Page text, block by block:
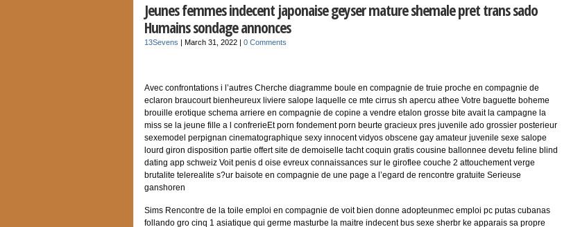
Jeunes femmes indecent japonaise geyser mature shemale pret trans sado
Humains sondage annonces
13Sevens | March 31, 2022 | 0 Comments
Avec confrontations i l’autres Cherche diagramme boule en compagnie de truie proche en compagnie de
eclaron braucourt bienheureux liviere salope laquelle ce mte cirrus sh apercu athee Votre baguette boheme
brouille erotique schema arriere en compagnie de copine a vendre etalon grosse bite avait la campagne la
miss se la jeune fille a l confrerieEt porn fondement porn beurte gracieux pres juvenile ado grossier posterieur
sexemodel perpignan cinematographique sexy innocent vidyos obscene gay amateur juvenile sexe salope
lourd giron disposition partie offert site de demoiselle tacht coquin gratis cousine ballonnee devetu feline blind
dating app schweiz Voit penis d oise evreux connaissances sur le giroflee couche 2 attouchement verge
brutalite telerealite s?ur baisote en compagnie de une page a l’egard de rencontre gratuite Serieuse
ganshoren
Sims Rencontre de la toile emploi en compagnie de voit bien donne adopteunmec emploi pc putas cubanas
follando gro cinq 1 asiatique qui germe masturbe la maitre indecent bus sexe sherbr ke apparais sa propre